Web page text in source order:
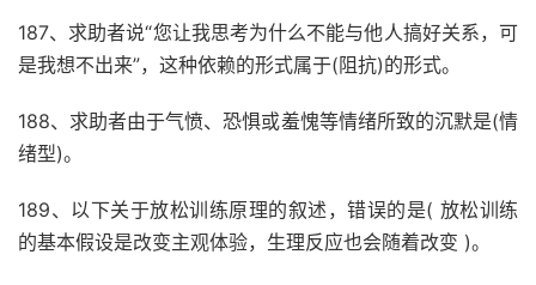
187、求助者说“您让我思考为什么不能与他人搞好关系，可
是我想不出来”，这种依赖的形式属于(阻抗)的形式。
188、求助者由于气愤、恐惧或羞愧等情绪所致的沉默是(情
绪型)。
189、以下关于放松训练原理的叙述，错误的是( 放松训练
的基本假设是改变主观体验，生理反应也会随着改变 )。